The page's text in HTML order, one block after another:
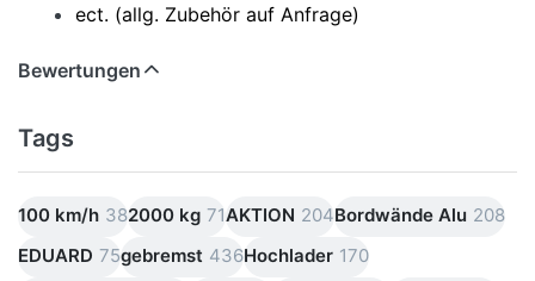
ect. (allg. Zubehör auf Anfrage)
Bewertungen
Tags
100 km/h 382000 kg 71AKTION 204Bordwände Alu 208
EDUARD 75gebremst 436Hochlader 170